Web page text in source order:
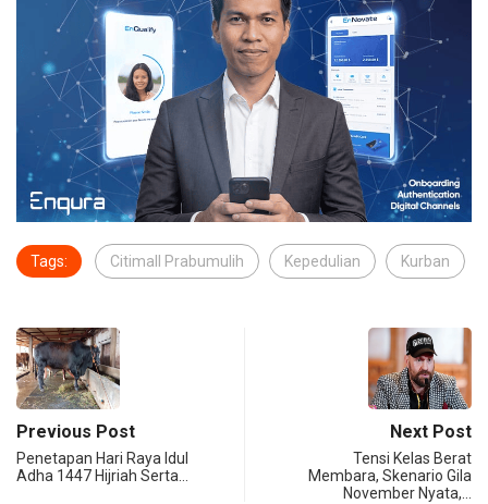
Tags: Citimall Prabumulih Kepedulian Kurban
Previous Post
Penetapan Hari Raya Idul
Adha 1447 Hijriah Serta…
Next Post
Tensi Kelas Berat
Membara, Skenario Gila
November Nyata,…